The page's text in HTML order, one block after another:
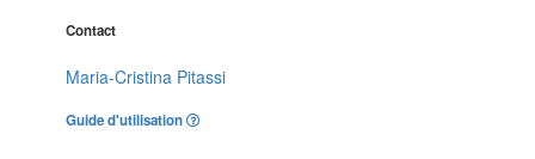
Contact
Maria-Cristina Pitassi
Guide d'utilisation